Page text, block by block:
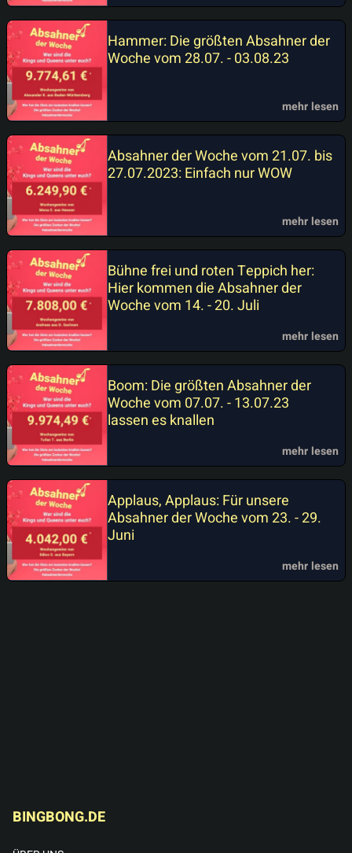
Hammer: Die größten Absahner der
Woche vom 28.07. - 03.08.23
mehr lesen
Absahner der Woche vom 21.07. bis
27.07.2023: Einfach nur WOW
mehr lesen
Bühne frei und roten Teppich her:
Hier kommen die Absahner der
Woche vom 14. - 20. Juli
mehr lesen
Boom: Die größten Absahner der
Woche vom 07.07. - 13.07.23
lassen es knallen
mehr lesen
Applaus, Applaus: Für unsere
Absahner der Woche vom 23. - 29.
Juni
mehr lesen
BINGBONG.DE